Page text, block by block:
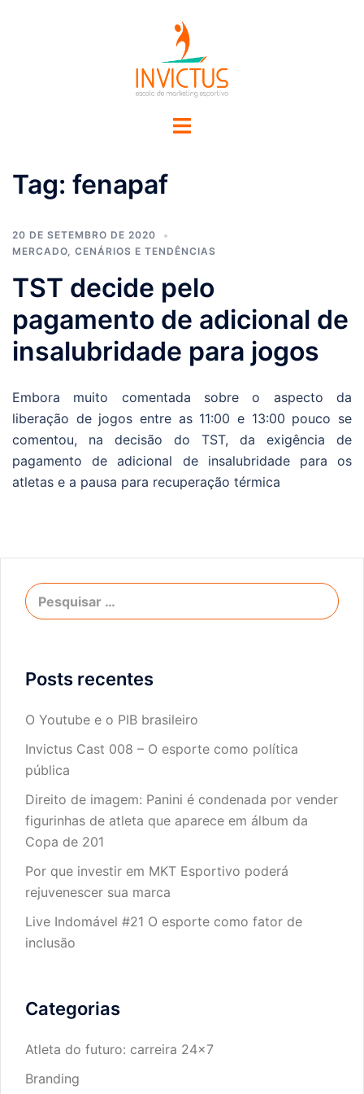
Tag: fenapaf
20 DE SETEMBRO DE 2020
MERCADO, CENÁRIOS E TENDÊNCIAS
TST decide pelo
pagamento de adicional de
insalubridade para jogos
Embora muito comentada sobre o aspecto da
liberação de jogos entre as 11:00 e 13:00 pouco se
comentou, na decisão do TST, da exigência de
pagamento de adicional de insalubridade para os
atletas e a pausa para recuperação térmica
Posts recentes
O Youtube e o PIB brasileiro
Invictus Cast 008 – O esporte como política
pública
Direito de imagem: Panini é condenada por vender
figurinhas de atleta que aparece em álbum da
Copa de 201
Por que investir em MKT Esportivo poderá
rejuvenescer sua marca
Live Indomável #21 O esporte como fator de
inclusão
Categorias
Atleta do futuro: carreira 24×7
Branding